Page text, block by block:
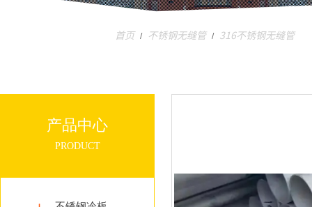
首页 / 不锈钢无缝管 / 316不锈钢无缝管
PRODUCT
产品中心